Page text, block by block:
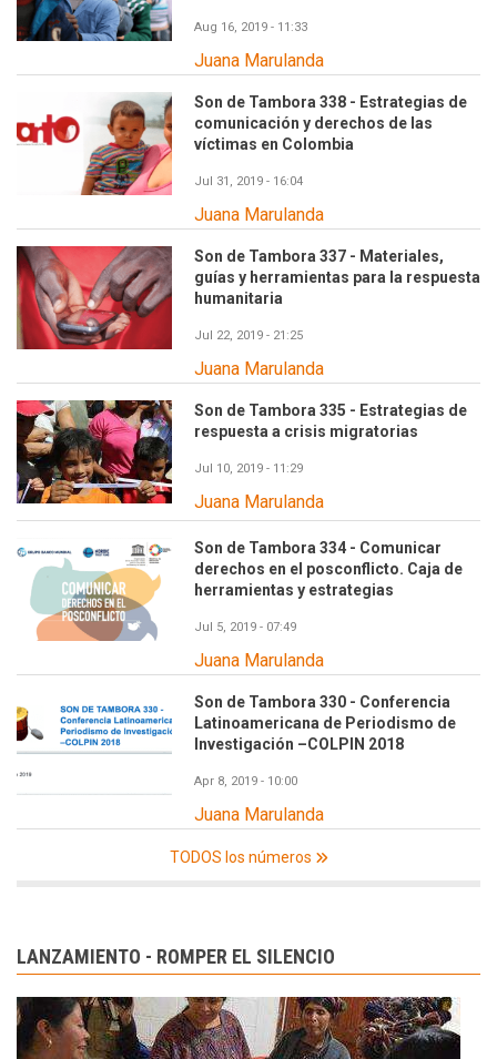
Aug 16, 2019 - 11:33
Juana Marulanda
Son de Tambora 338 - Estrategias de
comunicación y derechos de las
víctimas en Colombia
Jul 31, 2019 - 16:04
Juana Marulanda
Son de Tambora 337 - Materiales,
guías y herramientas para la respuesta
humanitaria
Jul 22, 2019 - 21:25
Juana Marulanda
Son de Tambora 335 - Estrategias de
respuesta a crisis migratorias
Jul 10, 2019 - 11:29
Juana Marulanda
Son de Tambora 334 - Comunicar
derechos en el posconflicto. Caja de
herramientas y estrategias
Jul 5, 2019 - 07:49
Juana Marulanda
Son de Tambora 330 - Conferencia
Latinoamericana de Periodismo de
Investigación –COLPIN 2018
Apr 8, 2019 - 10:00
Juana Marulanda
TODOS los números
LANZAMIENTO - ROMPER EL SILENCIO